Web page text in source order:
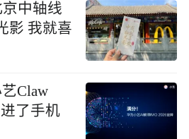
中轴线
影 我就喜
Claw
了手机